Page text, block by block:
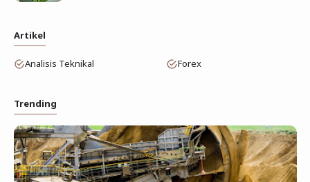
Artikel
Analisis Teknikal Forex
Trending